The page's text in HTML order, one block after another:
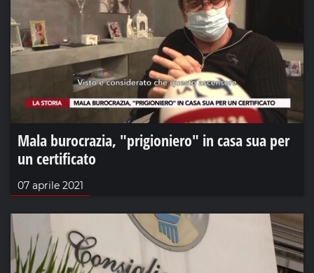
Mala burocrazia, "prigioniero" in casa sua per
un certificato
07 aprile 2021